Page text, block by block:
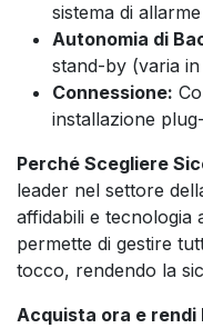
sistema di
Autonomia di
stand-by (varia
Connessione:
installazione
Perché Scegliere
leader nel settore
affidabili e tecnologia
permette di gestire
tocco, rendendo la
Acquista ora e